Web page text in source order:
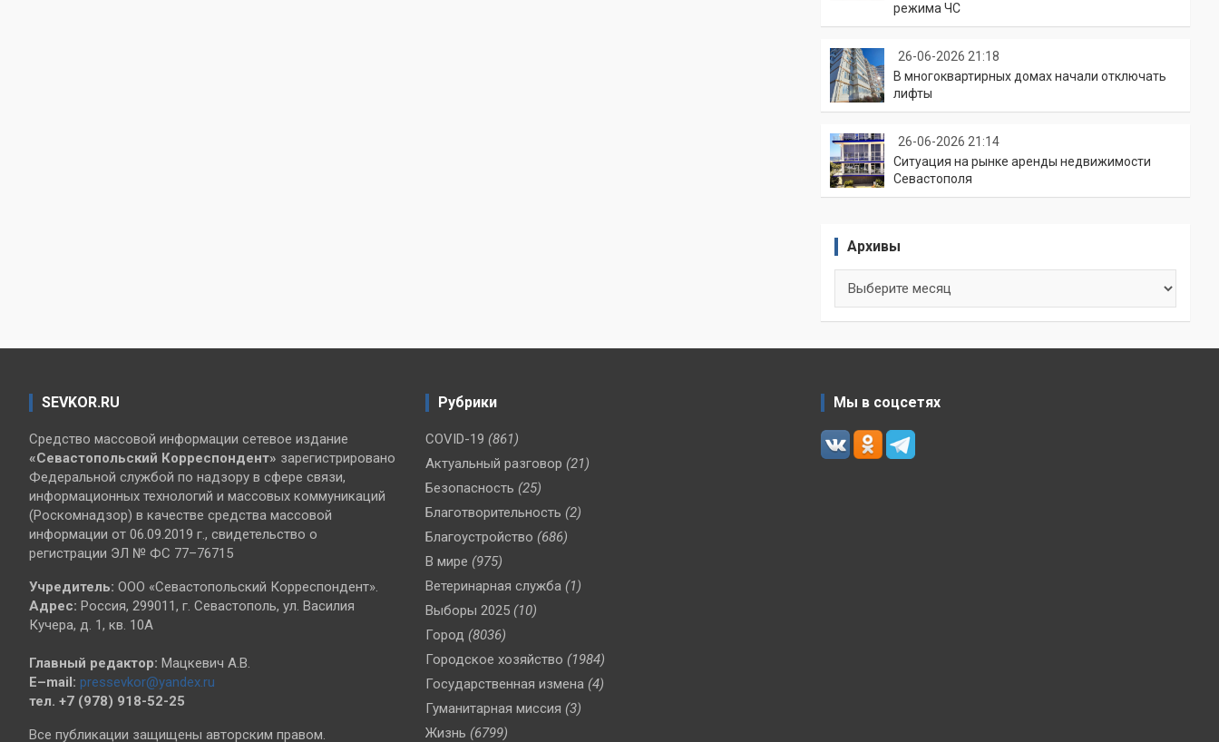
режима ЧС
26-06-2026 21:18
В многоквартирных домах начали отключать
лифты
26-06-2026 21:14
Ситуация на рынке аренды недвижимости
Севастополя
Архивы
SEVKOR.RU
Средство массовой информации сетевое издание
«Севастопольский Корреспондент» зарегистрировано
Федеральной службой по надзору в сфере связи,
информационных технологий и массовых коммуникаций
(Роскомнадзор) в качестве средства массовой
информации от 06.09.2019 г., свидетельство о
регистрации ЭЛ № ФС 77–76715
Учредитель: ООО «Севастопольский Корреспондент».
Адрес: Россия, 299011, г. Севастополь, ул. Василия
Кучера, д. 1, кв. 10А
Главный редактор: Мацкевич А.В.
E–mail: pressevkor@yandex.ru
тел. +7 (978) 918-52-25
Все публикации защищены авторским правом.
Рубрики
COVID-19 (861)
Актуальный разговор (21)
Безопасность (25)
Благотворительность (2)
Благоустройство (686)
В мире (975)
Ветеринарная служба (1)
Выборы 2025 (10)
Город (8036)
Городское хозяйство (1984)
Государственная измена (4)
Гуманитарная миссия (3)
Жизнь (6799)
Мы в соцсетях